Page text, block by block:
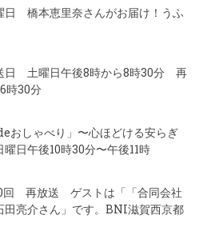
日 橋本恵里奈さんがお届け！うふ
日 土曜日午後8時から8時30分 再
時30分
おしゃべり」〜心ほどける安らぎ
午後10時30分〜午後11時
回 再放送 ゲストは「「合同会社
亮介さん」です。BNI滋賀西京都